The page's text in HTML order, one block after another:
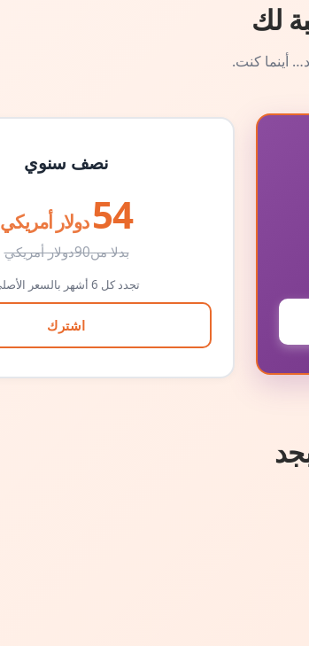
لك
أينما كنت.
نصف سنوي
54 دولار أمريكي
بدلا من90دولار أمريكي
تجدد كل 6 أشهر بالسعر الأصلي
اشترك